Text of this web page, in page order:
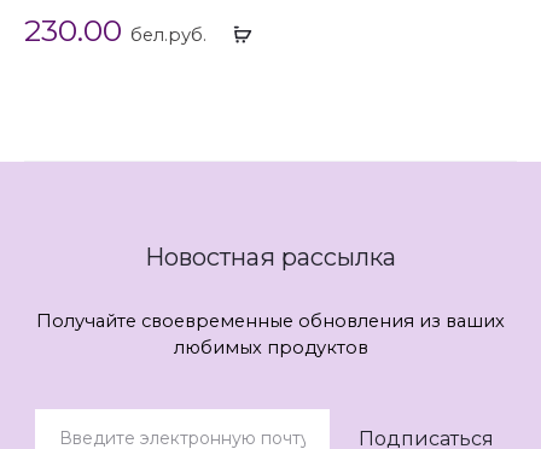
Выбрать
230.00 бел.руб.
Новостная рассылка
Получайте своевременные обновления из ваших
любимых продуктов